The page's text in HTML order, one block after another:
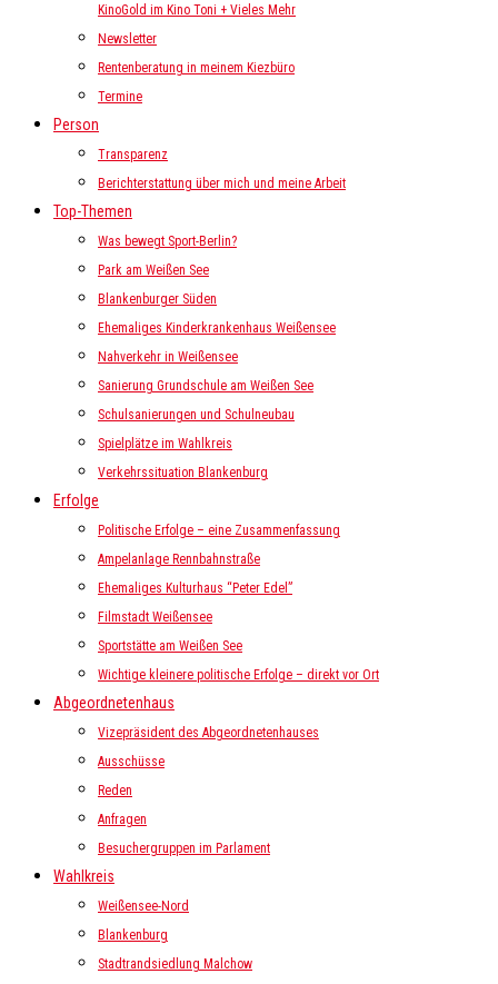
KinoGold im Kino Toni + Vieles Mehr
Newsletter
Rentenberatung in meinem Kiezbüro
Termine
Person
Transparenz
Berichterstattung über mich und meine Arbeit
Top-Themen
Was bewegt Sport-Berlin?
Park am Weißen See
Blankenburger Süden
Ehemaliges Kinderkrankenhaus Weißensee
Nahverkehr in Weißensee
Sanierung Grundschule am Weißen See
Schulsanierungen und Schulneubau
Spielplätze im Wahlkreis
Verkehrssituation Blankenburg
Erfolge
Politische Erfolge – eine Zusammenfassung
Ampelanlage Rennbahnstraße
Ehemaliges Kulturhaus “Peter Edel”
Filmstadt Weißensee
Sportstätte am Weißen See
Wichtige kleinere politische Erfolge – direkt vor Ort
Abgeordnetenhaus
Vizepräsident des Abgeordnetenhauses
Ausschüsse
Reden
Anfragen
Besuchergruppen im Parlament
Wahlkreis
Weißensee-Nord
Blankenburg
Stadtrandsiedlung Malchow